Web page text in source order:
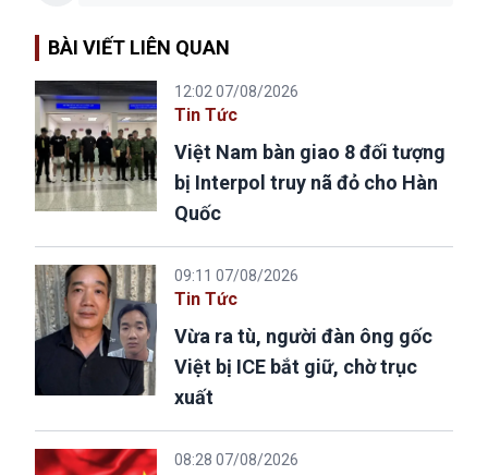
BÀI VIẾT LIÊN QUAN
12:02 07/08/2026
Tin Tức
Việt Nam bàn giao 8 đối tượng
bị Interpol truy nã đỏ cho Hàn
Quốc
09:11 07/08/2026
Tin Tức
Vừa ra tù, người đàn ông gốc
Việt bị ICE bắt giữ, chờ trục
xuất
08:28 07/08/2026